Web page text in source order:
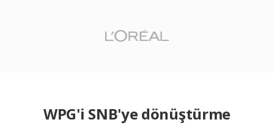
WPG'i SNB'ye dönüştürme